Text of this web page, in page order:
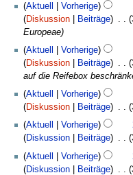
g
s
z
u
s
a
m
e
n
f
a
s
Aktuell
Vorherige
Diskussion
Beiträge
Europeae
Dezember
2012
Aktuell Vorherige
Diskussion
Beiträge
auf die Reifebox
Aktuell
Vorherige
Diskussion
Beiträge
1.
Dezember
Aktuell Vorherige
Diskussion
Beiträge
Aktuell
Vorherige
Diskussion
Beiträge